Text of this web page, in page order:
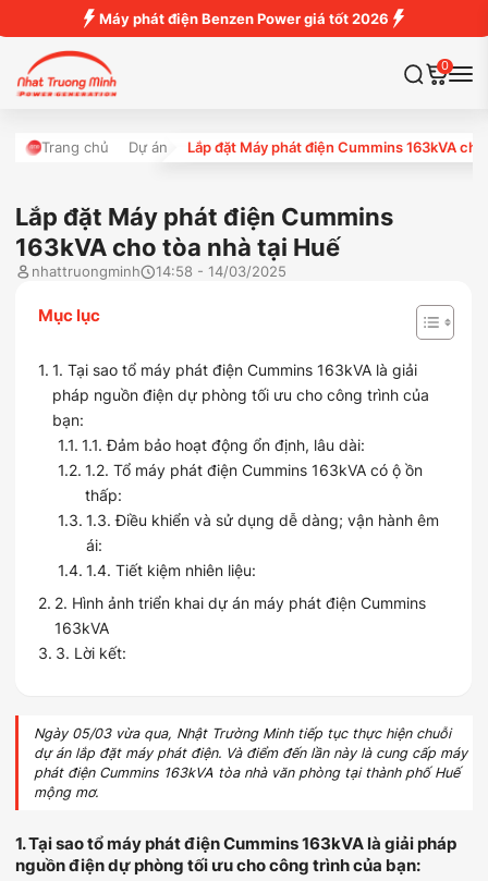
Máy phát điện Benzen Power giá tốt 2026
0
Trang chủ Dự án Lắp đặt Máy phát điện Cummins 163kVA
Lắp đặt Máy phát điện Cummins
163kVA cho tòa nhà tại Huế
nhattruongminh 14:58 - 14/03/2025
Mục lục
1. Tại sao tổ máy phát điện Cummins 163kVA là giải
pháp nguồn điện dự phòng tối ưu cho công trình của
bạn:
1.1. Đảm bảo hoạt động ổn định, lâu dài:
1.2. Tổ máy phát điện Cummins 163kVA có ộ ồn
thấp:
1.3. Điều khiển và sử dụng dễ dàng; vận hành êm
ái:
1.4. Tiết kiệm nhiên liệu:
2. Hình ảnh triển khai dự án máy phát điện Cummins
163kVA
3. Lời kết:
Ngày 05/03 vừa qua, Nhật Trường Minh tiếp tục thực hiện chuỗi
dự án lắp đặt máy phát điện. Và điểm đến lần này là cung cấp máy
phát điện Cummins 163kVA tòa nhà văn phòng tại thành phố Huế
mộng mơ.
1. Tại sao tổ máy phát điện Cummins 163kVA là giải pháp
nguồn điện dự phòng tối ưu cho công trình của bạn: